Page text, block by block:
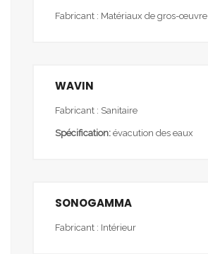
Fabricant : Matériaux de gros-œuvre
WAVIN
Fabricant : Sanitaire
Spécification: évacution des eaux
SONOGAMMA
Fabricant : Intérieur